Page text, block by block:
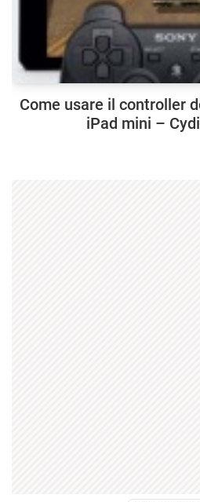
Come usare il controller
iPad mini –